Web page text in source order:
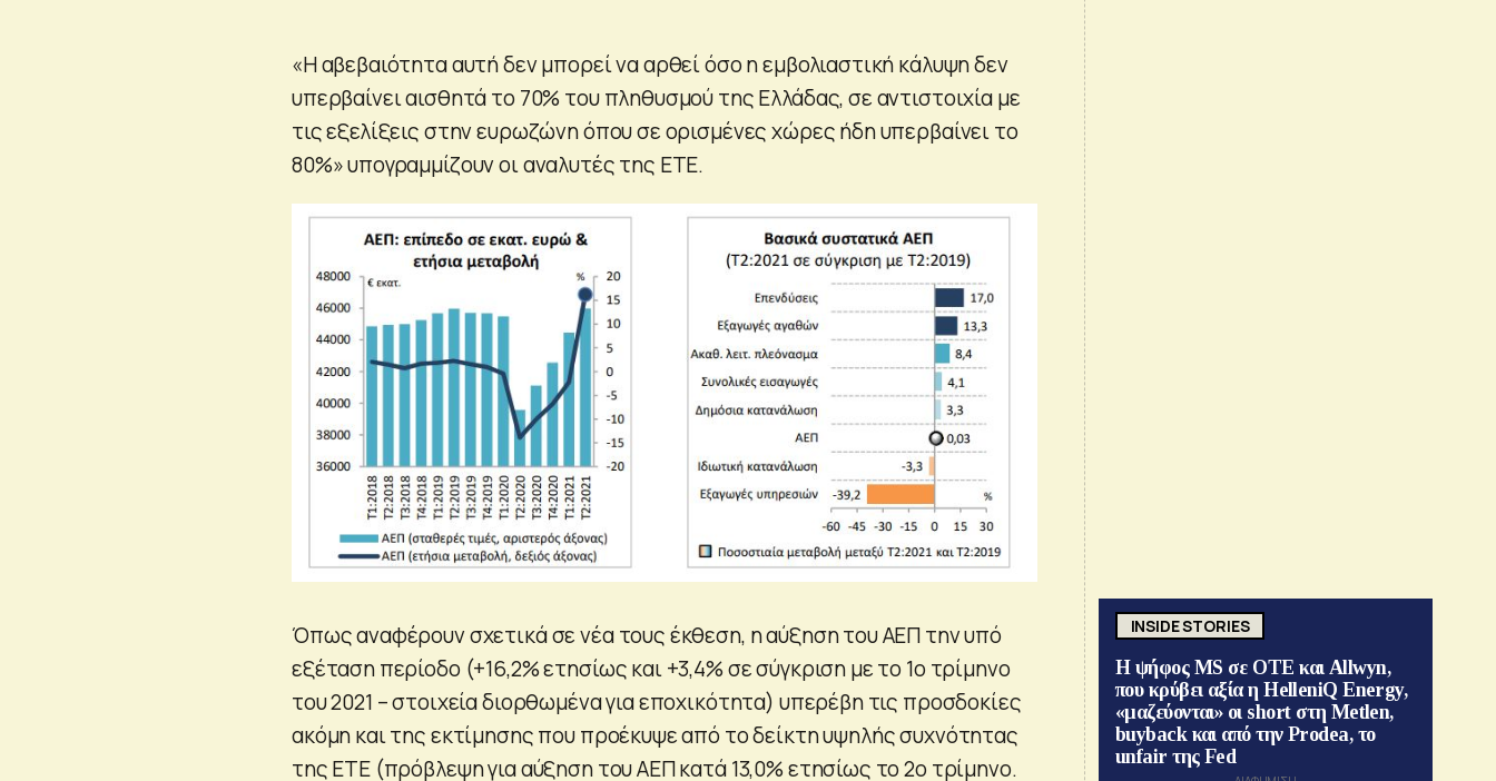
«Η αβεβαιότητα αυτή δεν μπορεί να αρθεί όσο η εμβολιαστική κάλυψη δεν
υπερβαίνει αισθητά το 70% του πληθυσμού της Ελλάδας, σε αντιστοιχία με
τις εξελίξεις στην ευρωζώνη όπου σε ορισμένες χώρες ήδη υπερβαίνει το
80%» υπογραμμίζουν οι αναλυτές της ΕΤΕ.
Όπως αναφέρουν σχετικά σε νέα τους έκθεση, η αύξηση του ΑΕΠ την υπό
εξέταση περίοδο (+16,2% ετησίως και +3,4% σε σύγκριση με το 1ο τρίμηνο
του 2021 – στοιχεία διορθωμένα για εποχικότητα) υπερέβη τις προσδοκίες
ακόμη και της εκτίμησης που προέκυψε από το δείκτη υψηλής συχνότητας
της ΕΤΕ (πρόβλεψη για αύξηση του ΑΕΠ κατά 13,0% ετησίως το 2ο τρίμηνο.
INSIDE STORIES
Η ψήφος MS σε ΟΤΕ και Allwyn,
που κρύβει αξία η HelleniQ Energy,
«μαζεύονται» οι short στη Metlen,
buyback και από την Prodea, το
unfair της Fed